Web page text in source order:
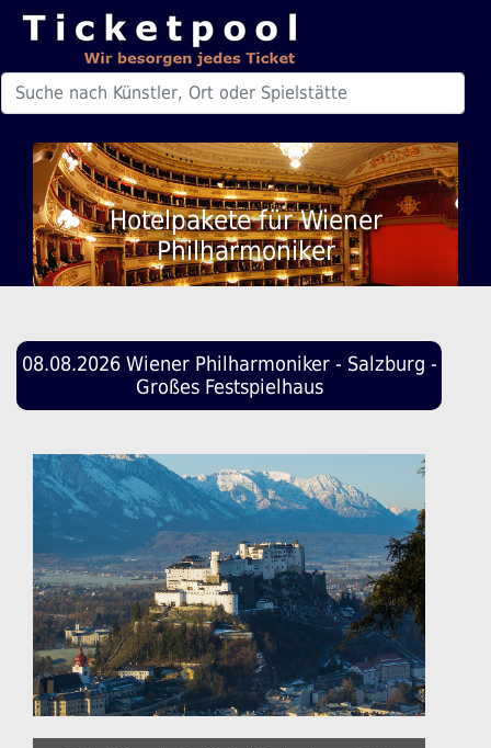
Hotelpakete für Wiener
Philharmoniker
08.08.2026 Wiener Philharmoniker - Salzburg -
Großes Festspielhaus